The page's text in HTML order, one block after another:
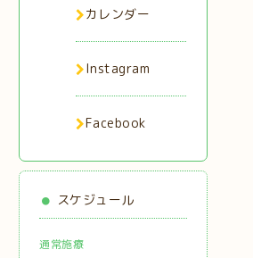
カレンダー
Instagram
Facebook
スケジュール
通常施療